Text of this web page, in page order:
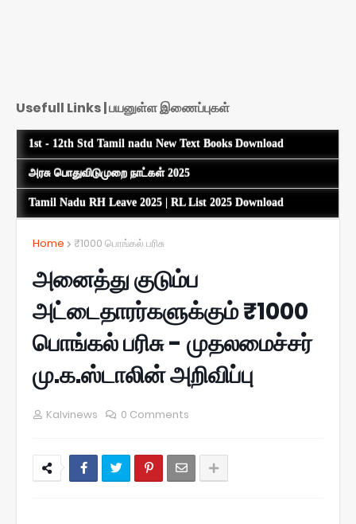
Usefull Links | பயனுள்ள இணைப்புகள்
1st - 12th Std Tamil nadu New Text Books Download
அரசு பொதுவிடுமுறை நாட்கள் 2025
Tamil Nadu RH Leave 2025 | RL List 2025 Download
Home ₹1000 பொங்கல் பரிசு
அனைத்து குடும்ப
அட்டைதாரர்களுக்கும் ₹1000
பொங்கல் பரிசு - முதலமைச்சர்
மு.க.ஸ்டாலின் அறிவிப்பு
Kalvinews 0 Comments